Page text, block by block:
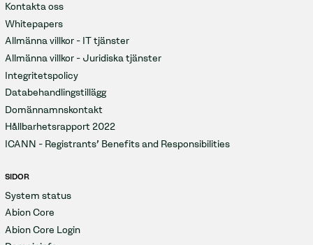
Kontakta oss
Whitepapers
Allmänna villkor - IT tjänster
Allmänna villkor - Juridiska tjänster
Integritetspolicy
Databehandlingstillägg
Domännamnskontakt
Hållbarhetsrapport 2022
ICANN - Registrants' Benefits and Responsibilities
SIDOR
System status
Abion Core
Abion Core Login